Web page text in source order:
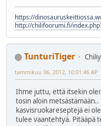
https://
http://chilifoorumi.fi/
TunturiTiger
tammikuu 06, 2012, 10:01:46 AP
Ihme juttu, että itsekin
tosin aloin
kasvisruokareseptejä ei
tulee vaantehtyä. Pitääpä